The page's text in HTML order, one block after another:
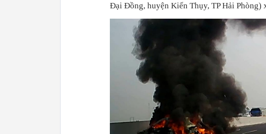
Đại Đồng, huyện Kiến Thụy, TP Hải Phòng)